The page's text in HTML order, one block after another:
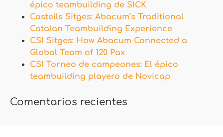
épico teambuilding de SICK
Castells Sitges: Abacum’s Traditional
Catalan Teambuilding Experience
CSI Sitges: How Abacum Connected a
Global Team of 120 Pax
CSI Torneo de campeones: El épico
teambuilding playero de Novicap
Comentarios recientes